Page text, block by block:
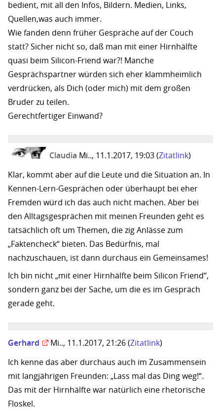
bedient, mit all den Infos, Bildern. Medien, Links,
Quellen,was auch immer.
Wie fanden denn früher Gespräche auf der Couch
statt? Sicher nicht so, daß man mit einer Hirnhälfte
quasi beim Silicon-Friend war?! Manche
Gesprächspartner würden sich eher klammheimlich
verdrücken, als Dich (oder mich) mit dem großen
Bruder zu teilen.
Gerechtfertiger Einwand?
Claudia Mi.., 11.1.2017, 19:03 (Zitatlink)
Klar, kommt aber auf die Leute und die Situation an. In
Kennen-Lern-Gesprächen oder überhaupt bei eher
Fremden würd ich das auch nicht machen. Aber bei
den Alltagsgesprächen mit meinen Freunden geht es
tatsächlich oft um Themen, die zig Anlässe zum
„Faktencheck“ bieten. Das Bedürfnis, mal
nachzuschauen, ist dann durchaus ein Gemeinsames!
Ich bin nicht „mit einer Hirnhälfte beim Silicon Friend“,
sondern ganz bei der Sache, um die es im Gespräch
gerade geht.
Gerhard Mi.., 11.1.2017, 21:26 (Zitatlink)
Ich kenne das aber durchaus auch im Zusammensein
mit langjährigen Freunden: „Lass mal das Ding weg!“.
Das mit der Hirnhälfte war natürlich eine rhetorische
Floskel.